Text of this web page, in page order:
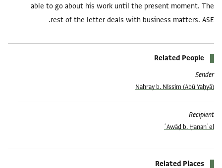
able to go about his work until the present moment. The
rest of the letter deals with business matters. ASE.
Related People
Sender
(Abū Yaḥyā) Nahray b. Nissim
Recipient
ʿAwāḍ b. Ḥananʾel
Related Places